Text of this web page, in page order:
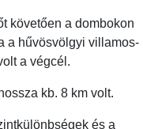
követően a dombokon
a hűvösvölgyi villamos-
a végcél.
kb. 8 km volt.
és a